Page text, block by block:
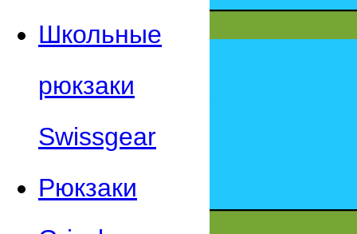
Школьные
рюкзаки
Swissgear
Рюкзаки